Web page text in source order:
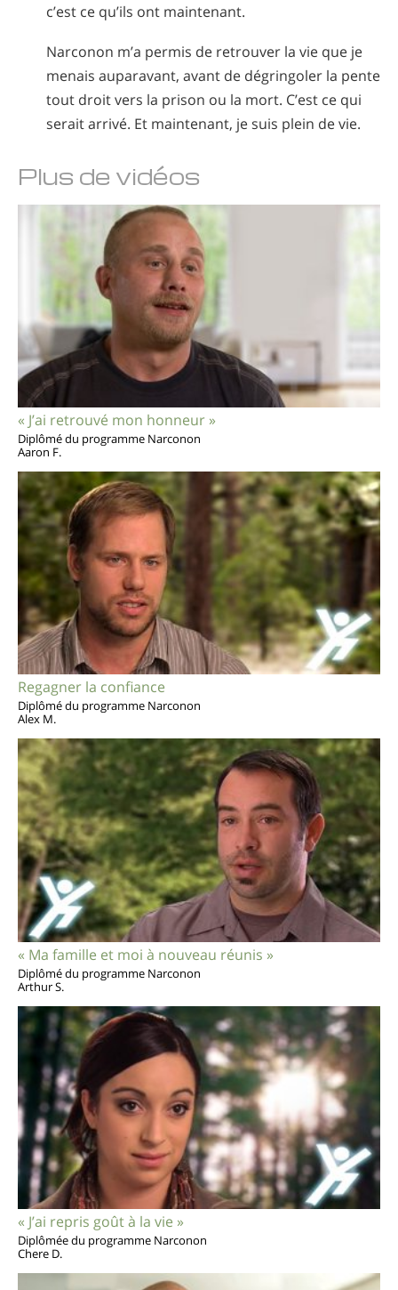
c’est ce qu’ils ont maintenant.
Narconon m’a permis de retrouver la vie que je
menais auparavant, avant de dégringoler la pente
tout droit vers la prison ou la mort. C’est ce qui
serait arrivé. Et maintenant, je suis plein de vie.
Plus de vidéos
« J’ai retrouvé mon honneur »
Diplômé du programme Narconon
Aaron F.
Regagner la confiance
Diplômé du programme Narconon
Alex M.
« Ma famille et moi à nouveau réunis »
Diplômé du programme Narconon
Arthur S.
« J’ai repris goût à la vie »
Diplômée du programme Narconon
Chere D.